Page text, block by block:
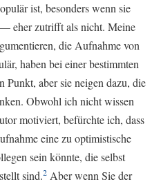
ist, besonders wenn sie
eher zutrifft als nicht. Meine
die Aufnahme von
haben bei einer bestimmten
Punkt, aber sie neigen dazu, die
Obwohl ich nicht wissen
motiviert, befürchte ich, dass
eine zu optimistische
sein könnte, die selbst
sind.2 Aber wenn Sie der